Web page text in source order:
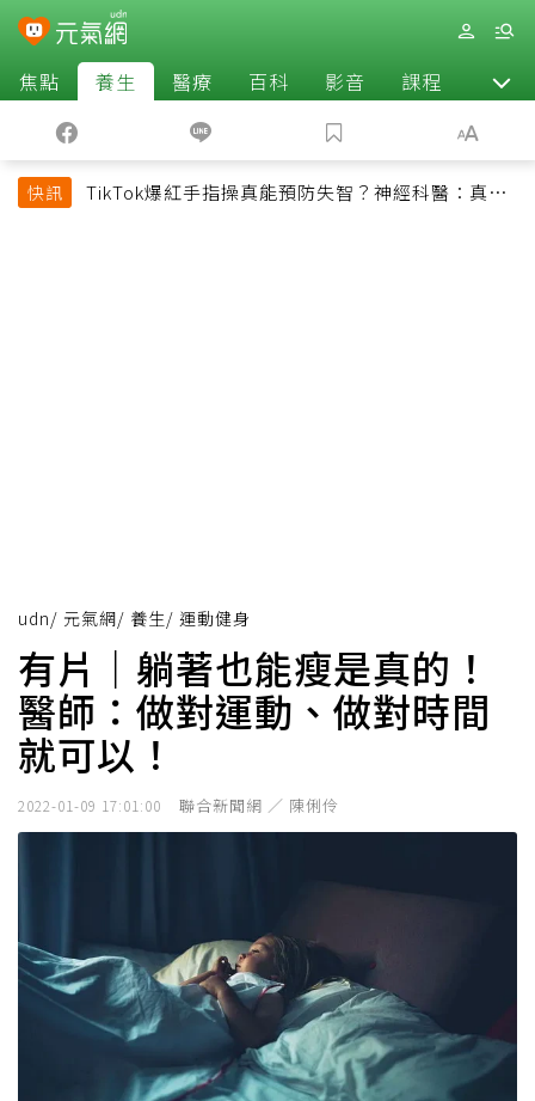
焦點 養生 醫療 百科 影音 課程 退休
快訊
TikTok爆紅手指操真能預防失智？神經科醫：真正
udn/ 元氣網/ 養生/ 運動健身
有片｜躺著也能瘦是真的！
醫師：做對運動、做對時間
就可以！
2022-01-09 17:01:00 聯合新聞網 ／ 陳俐伶